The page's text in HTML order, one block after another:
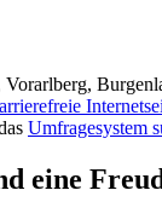
Umfragesystem
eine